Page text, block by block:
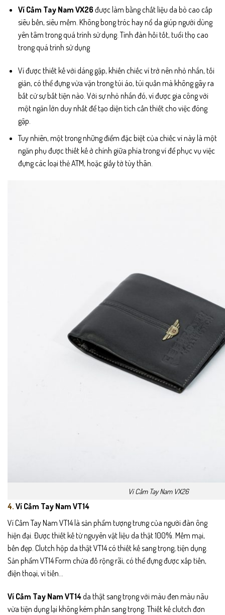
Ví Cầm Tay Nam VX26 được làm bằng chất liệu da bò cao cấp
siêu bền, siêu mềm. Không bong tróc hay nổ da giúp người dùng
yên tâm trong quá trình sử dụng. Tính đàn hồi tốt, tuổi thọ cao
trong quá trình sử dụng
Ví được thiết kế với dáng gập, khiến chiếc ví trở nên nhỏ nhắn, tối
giản, có thể đựng vừa vặn trong túi áo, túi quần mà không gây ra
bất cứ sự bất tiện nào. Với sự nhỏ nhắn đó, ví được gia công với
một ngăn lớn duy nhất để tạo diện tích cần thiết cho việc đóng
gập.
Tuy nhiên, một trong những điểm đặc biệt của chiếc ví này là một
ngăn phụ được thiết kế ở chính giữa phía trong ví để phục vụ việc
đựng các loại thẻ ATM, hoặc giấy tờ tùy thân.
Ví Cầm Tay Nam VX26
4. Ví Cầm Tay Nam VT14
Ví Cầm Tay Nam VT14 là sản phẩm tượng trưng của người đàn ông
hiện đại. Được thiết kế từ nguyên vật liệu da thật 100%. Mềm mại,
bền đẹp. Clutch hộp da thật VT14 có thiết kế sang trọng, tiện dụng.
Sản phẩm VT14 Form chứa đồ rộng rãi, có thể đựng được xấp tiền,
điện thoại, ví tiền…
Ví Cầm Tay Nam VT14da thật sang trọng với màu đen màu nâu
vừa tiện dụng lại không kém phần sang trọng. Thiết kế clutch đơn